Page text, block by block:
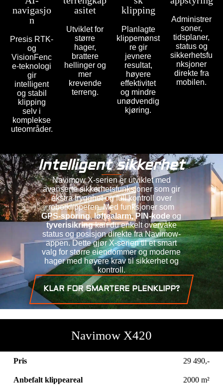
navigasjo
n
Presis RTK-
og
VisionFenc
e-teknologi
gir
intelligent
og stabil
klipping
selv i
komplekse
uteområder.
asitet
Utviklet for
større
hager,
brattere
hellinger og
mer
krevende
terreng.
klipping
Planlagte
klippemønst
re gir
jevnere
resultat,
høyere
effektivitet
og mindre
unødvendig
kjøring.
Administrer
soner,
tidsplaner,
status og
sikkerhetsfu
nksjoner
direkte fra
mobilen.
Intelligent sikkerhet
Navimow X-serien er utviklet med
avanserte sikkerhetsfunksjoner som gir
ekstra trygghet og full kontroll over
robotklipperen. Med funksjoner som
GPS-sporing,løftealarm, PIN-kodeog
tyverisikringkan du enkelt overvåke
status og posisjon direkte fra Navimow-
appen. Dette gjør X-serien til et smart
valg for større eiendommer og moderne
hager med høyere krav til sikkerhet og
kontroll.
KLAR FOR SMARTERE PLENKLIPP?
Navimow X420
Pris 29 490,-
Anbefalt klippeareal 2000 m²